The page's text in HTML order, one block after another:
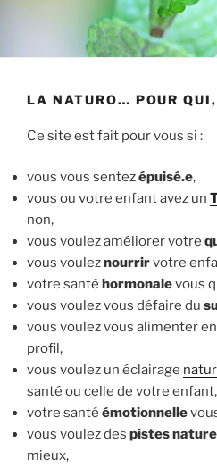
LA NATURO… POUR
Ce site est fait pour vous si :
vous vous sentezépuisé.e,
vous ou votre enfant avez un
non,
vous voulez améliorer votre
vous vouleznourrirvotre
votre santé hormonalevous
vous voulez vous défaire du
vous voulez vous alimenter
profil,
vous voulez un éclairage
santé ou celle de votre enfant,
votre santé émotionnelle
vous voulez des pistes
mieux,